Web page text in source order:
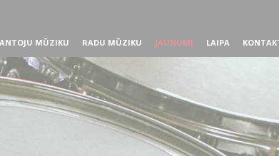
MŪZIKU RADU MŪZIKU JAUNUMI LAIPA